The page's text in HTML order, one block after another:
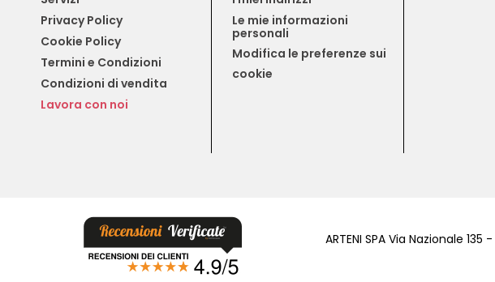
Privacy Policy
Cookie Policy
Termini e Condizioni
Condizioni di vendita
Lavora con noi
Le mie informazioni
personali
Modifica le preferenze sui
cookie
ARTENI SPA Via Nazionale